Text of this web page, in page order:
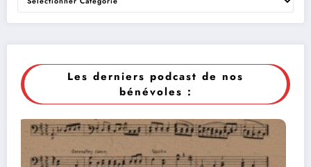
Les derniers podcast de nos
bénévoles :